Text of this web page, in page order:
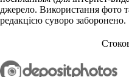
джерело. Використання фото
редакцією суворо заборонено.